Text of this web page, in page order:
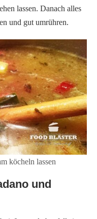
lassen. Danach alles
und gut umrühren.
köcheln lassen
und